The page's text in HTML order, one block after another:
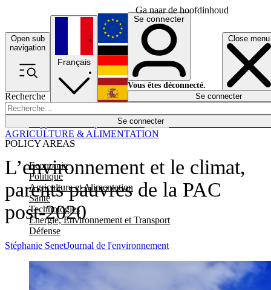
Ga naar de hoofdinhoud
Open sub
navigation
Close menu
Recherche
Se connecter
POLICY AREAS
Economie
Politique
Agriculture et Alimentation
Santé
Technologies
Energie, Environnement et Transport
Défense
Économie
Français
English
Deutsch
Español
Se connecter
Vous êtes déconnecté.
Se connecter
L’environnement et le climat,
parents pauvres de la PAC
post-2020
AGRICULTURE & ALIMENTATION
Stéphanie SenetJournal de l'environnement